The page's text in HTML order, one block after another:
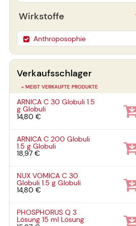
Wirkstoffe
Anthroposophie
Verkaufsschlager
» MEIST VERKAUFTE PRODUKTE
ARNICA C 30 Globuli1.5
gGlobuli
14,80 €
ARNICA C 200 Globuli
1.5 gGlobuli
18,97 €
NUX VOMICA C 30
Globuli1.5 gGlobuli
14,80 €
PHOSPHORUS Q 3
Lösung15 ml Lösung